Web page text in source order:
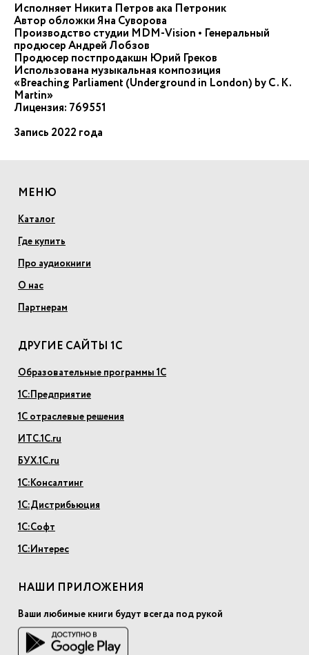
Исполняет Никита Петров ака Петроник
Автор обложки Яна Суворова
Производство студии MDM-Vision • Генеральный
продюсер Андрей Лобзов
Продюсер постпродакшн Юрий Греков
Использована музыкальная композиция
«Breaching Parliament (Underground in London) by C. K.
Martin»
Лицензия: 769551
Запись 2022 года
МЕНЮ
Каталог
Где купить
Про аудиокниги
О нас
Партнерам
ДРУГИЕ САЙТЫ 1С
Образовательные программы 1С
1С:Предприятие
1С отраслевые решения
ИТС.1С.ru
БУХ.1С.ru
1С:Консалтинг
1С:Дистрибьюция
1С:Софт
1С:Интерес
НАШИ ПРИЛОЖЕНИЯ
Ваши любимые книги будут всегда под рукой